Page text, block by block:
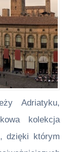
Adriatyku,
kolekcja
dzięki którym